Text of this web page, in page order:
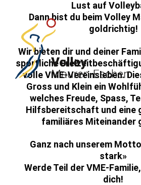
Lust auf
Dann bist du beim Volley
goldrichtig!
Wir bieten dir und deiner
sportliche
volle VME-Vereinsleben.
Gross und Klein ein
welches Freude, Spass,
Hilfsbereitschaft und eine
familiäres Miteinander
Ganz nach unserem
stark»
Werde Teil der VME-
dich!